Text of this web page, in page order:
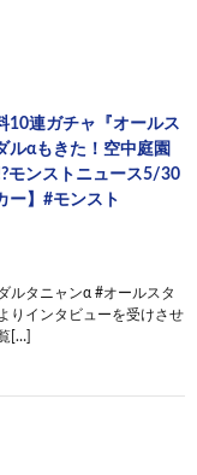
10連ガチャ『オールス
ルαもきた！空中庭園
モンストニュース5/30
ー】#モンスト
ルタニャンα #オールスタ
りインタビューを受けさせ
[…]